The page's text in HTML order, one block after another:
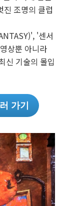
진 조명의 클럽
'센서
상뿐 아니라
신 기술의 몰입
가기